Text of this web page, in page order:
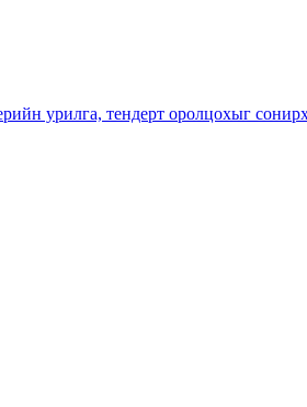
урилга, тендерт оролцохыг